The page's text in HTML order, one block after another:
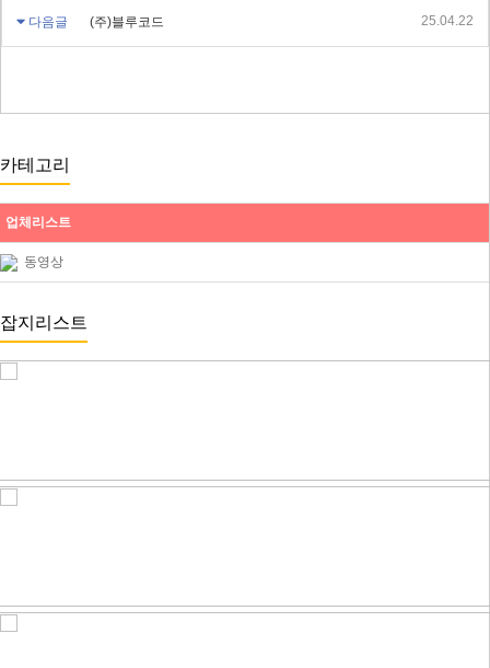
다음글 (주)블루코드 25.04.22
카테고리
업체리스트
동영상
잡지리스트